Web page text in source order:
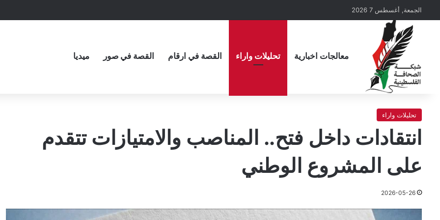
الجمعة, أغسطس 7 2026
معالجات اخبارية تحليلات واراء القصة في ارقام القصة في صور ميديا
تحليلات واراء
انتقادات داخل فتح.. المناصب والامتيازات تتقدم
على المشروع الوطني
2026-05-26